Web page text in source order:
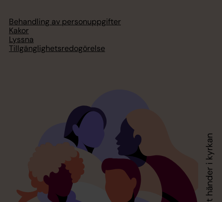
Behandling av personuppgifter
Kakor
Lyssna
Tillgänglighetsredogörelse